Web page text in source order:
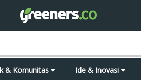
& Komunitas Ide & Inovasi